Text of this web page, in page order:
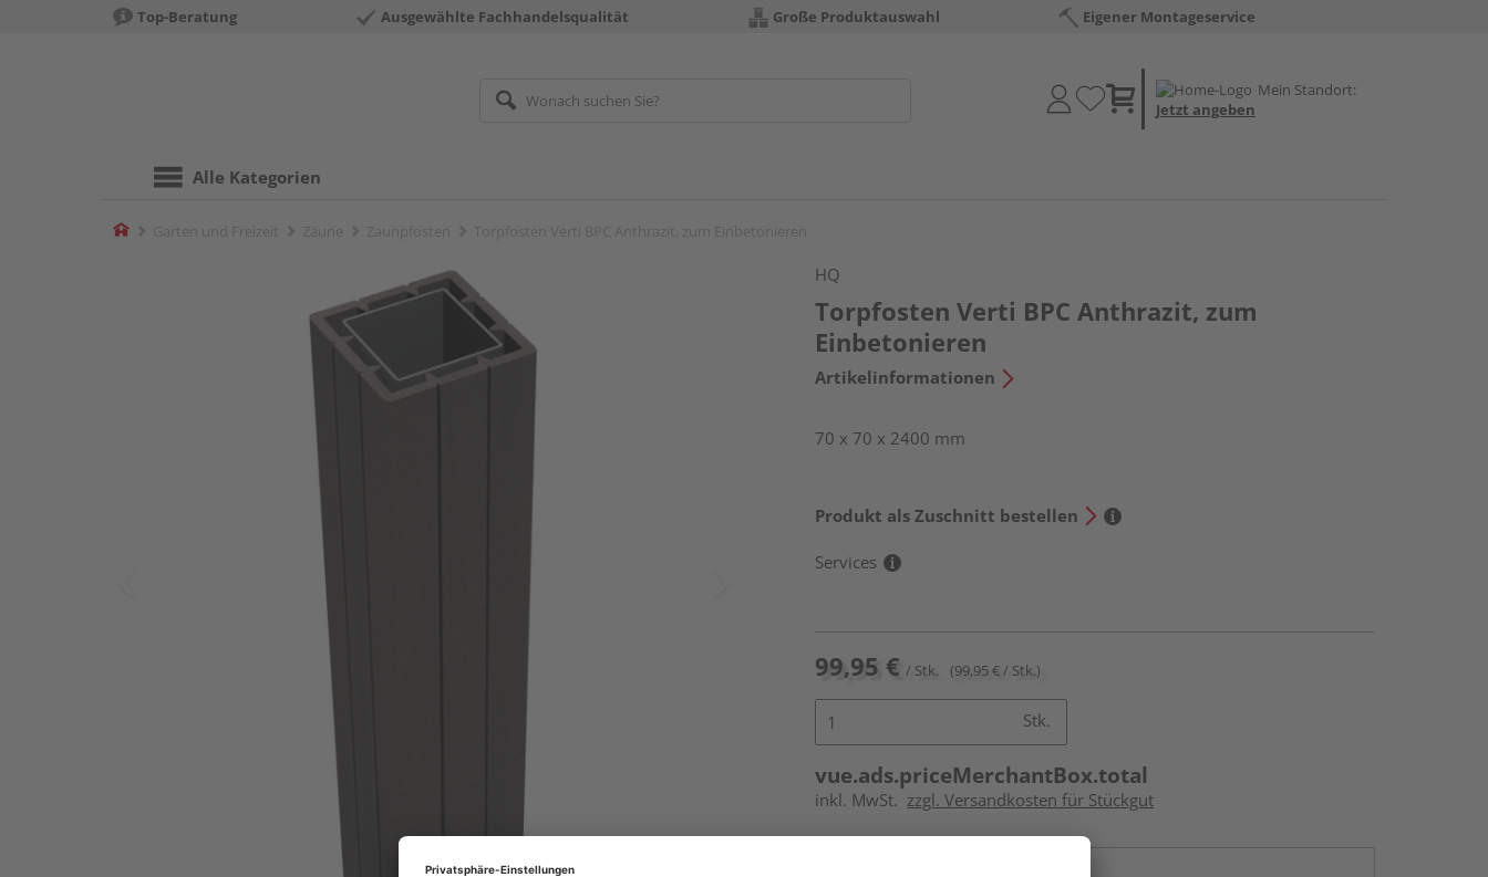
Top-Beratung Ausgewählte Fachhandelsqualität Große Produktauswahl Eigener Montageservice
Mein Standort:
Jetzt angeben
Alle Kategorien
Home
HQ
Torpfosten Verti BPC Anthrazit, zum
Einbetonieren
Artikelinformationen
70 x 70 x 2400 mm
Produkt als Zuschnitt bestellen
Services
99,95 € / Stk. (99,95 € / Stk.)
Stk.
vue.ads.priceMerchantBox.total
inkl. MwSt. zzgl. Versandkosten für Stückgut